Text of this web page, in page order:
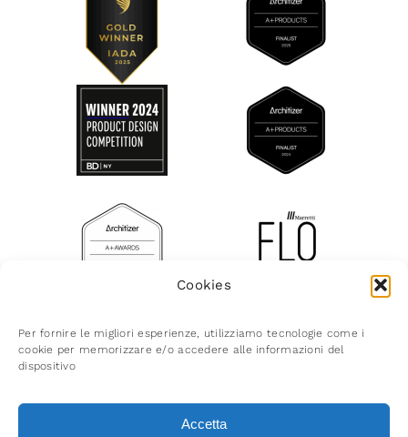
Cookies
Per fornire le migliori esperienze, utilizziamo tecnologie come i
cookie per memorizzare e/o accedere alle informazioni del
dispositivo
Accetta
© Marretti 2026 | Via del Crocifisso 48 | 50058
Imp. Firenze 05398370485 | R.E.A. Firenze n.
543855 | Cap. Soc. Euro 96.000,00 i.v. |